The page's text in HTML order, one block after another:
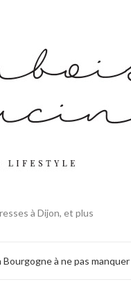
à Dijon, et plus
Bourgogne à ne pas manquer